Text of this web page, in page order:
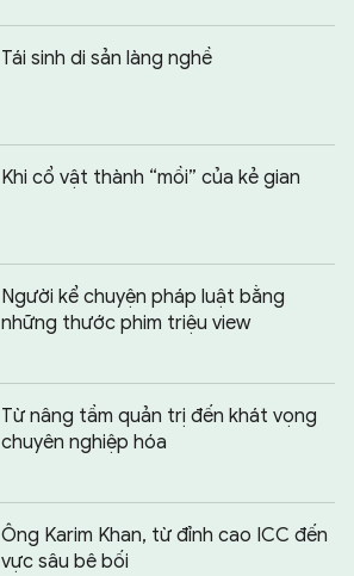
Tái sinh di sản làng nghề
Khi cổ vật thành “mồi” của kẻ gian
Người kể chuyện pháp luật bằng
những thước phim triệu view
Từ nâng tầm quản trị đến khát vọng
chuyên nghiệp hóa
Ông Karim Khan, từ đỉnh cao ICC đến
vực sâu bê bối